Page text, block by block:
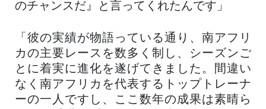
のチャンスだ』と言ってくれたんです」
「彼の実績が物語っている通り、南アフリ
カの主要レースを数多く制し、シーズンご
とに着実に進化を遂げてきました。間違い
なく南アフリカを代表するトップトレーナ
ーの一人ですし、ここ数年の成果は素晴ら